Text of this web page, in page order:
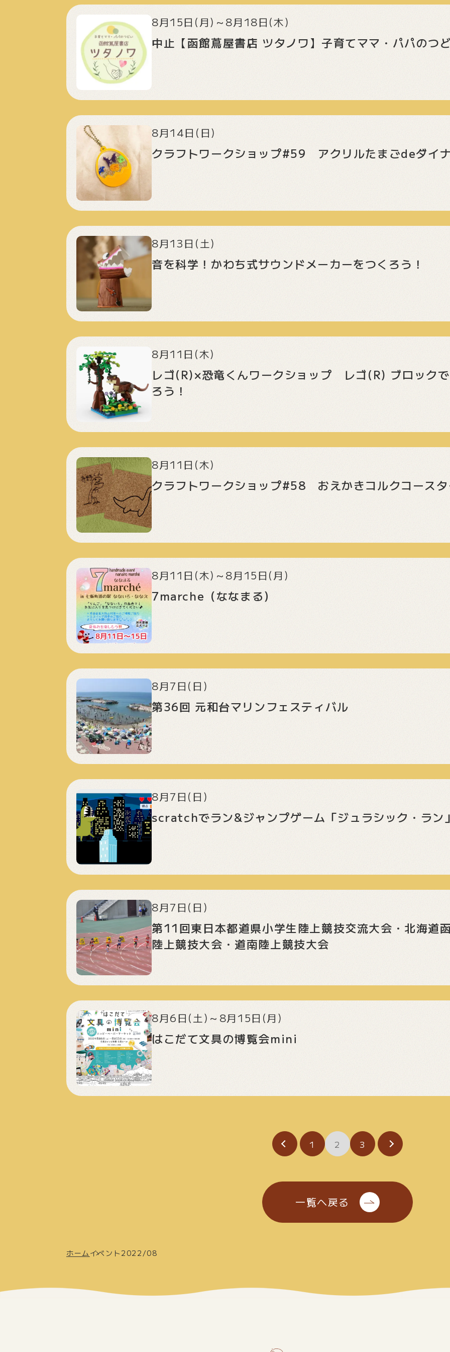
8月15日(月)～8月18日(木)
中止【函館蔦屋書店 ツタノワ】子育てママ・パパのつ
8月14日(日)
クラフトワークショップ#59 アクリルたまごdeダイ
8月13日(土)
音を科学！かわち式サウンドメーカーをつくろう！
8月11日(木)
レゴ(R)×恐竜くんワークショップ レゴ(R) ブロック
ろう！
8月11日(木)
クラフトワークショップ#58 おえかきコルクコース
8月11日(木)～8月15日(月)
7marche（ななまる）
8月7日(日)
第36回 元和台マリンフェスティバル
8月7日(日)
scratchでラン&ジャンプゲーム「ジュラシック・ラン
8月7日(日)
第11回東日本都道県小学生陸上競技交流大会・北海道
陸上競技大会・道南陸上競技大会
8月6日(土)～8月15日(月)
はこだて文具の博覧会mini
ジ
り
1 2 3
一覧へ戻る
ホーム イベント2022/08